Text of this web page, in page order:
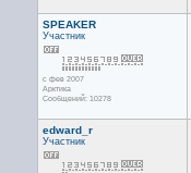
SPEAKER
Участник
с фев 2007
Арктика
Сообщений: 10278
edward_r
Участник